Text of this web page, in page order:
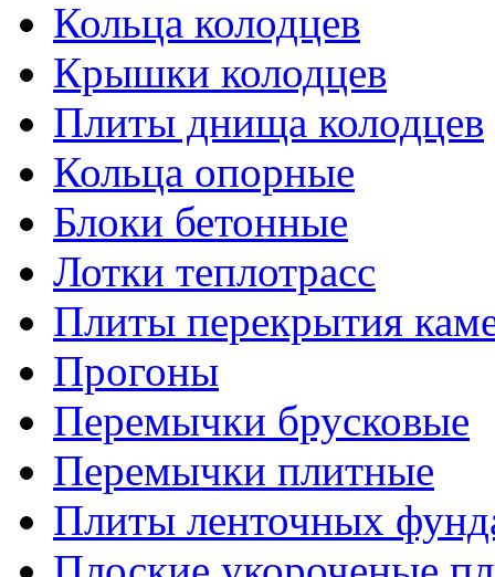
Кольца колодцев
Крышки колодцев
Плиты днища колодцев
Кольца опорные
Блоки бетонные
Лотки теплотрасс
Плиты перекрытия
Прогоны
Перемычки брусковые
Перемычки плитные
Плиты ленточных